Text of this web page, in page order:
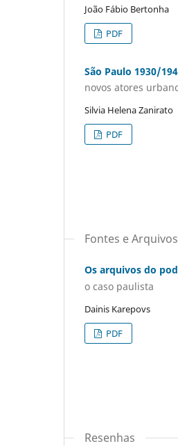
João Fábio Bertonha
PDF
São Paulo 1930/
novos atores
Silvia Helena Zanirato
PDF
Fontes e Arquivos
Os arquivos do
o caso paulista
Dainis Karepovs
PDF
Resenhas